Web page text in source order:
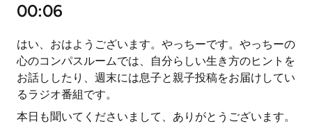
00:06
はい、おはようございます。やっちーです。やっちーの
心のコンパスルームでは、自分らしい生き方のヒントを
お話ししたり、週末には息子と親子投稿をお届けしてい
るラジオ番組です。
本日も聞いてくださいまして、ありがとうございます。